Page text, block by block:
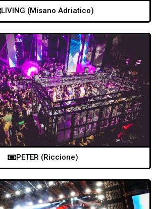
LIVING (Misano Adriatico)
PETER (Riccione)